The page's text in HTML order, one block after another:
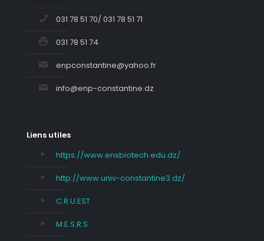
031 78 51 70/ 031 78 51 71
031 78 51 74
enpconstantine@yahoo.fr
info@enp-constantine.dz
Liens utiles
https://www.ensbiotech.edu.dz/
http://www.univ-constantine3.dz/
C.R.U.EST
M.E.S.R.S